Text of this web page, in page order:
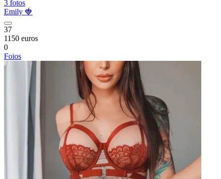
3 fotos
Emily 🍓
37
1150 euros
0
Foios